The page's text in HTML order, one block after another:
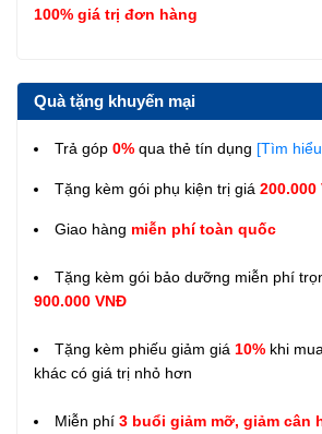
100% giá trị đơn hàng
Quà tặng khuyến mại
Trả góp 0% qua thẻ tín dụng [Tìm
Tặng kèm gói phụ kiện trị giá 200.000
Giao hàng miễn phí toàn quốc
Tặng kèm gói bảo dưỡng miễn phí
900.000 VNĐ
Tặng kèm phiếu giảm giá 10% khi
khác có giá trị nhỏ hơn
Miễn phí 3 buổi giảm mỡ, giảm cân